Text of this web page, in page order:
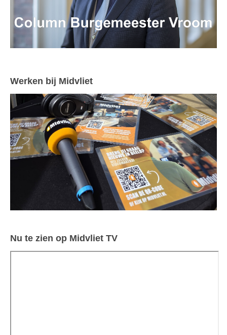
Werken bij Midvliet
Nu te zien op Midvliet TV